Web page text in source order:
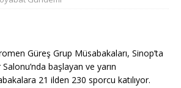
Güreş Grup Müsabakaları, Sinop’ta
başlayan ve yarın
21 ilden 230 sporcu katılıyor.